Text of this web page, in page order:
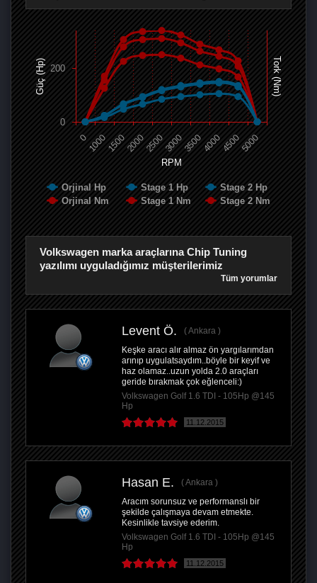
RPM
Güç (Hp) Tork (Nm)
Orjinal Hp Stage 1 Hp
Stage 2 Hp
Orjinal Nm
Stage 1 Nm Stage 2 Nm
0 100015002000250030003500400045005000
0
200
Volkswagen marka araçlarına Chip Tuning
yazılımı uyguladığımız müşterilerimiz
Tüm yorumlar
Levent Ö.
Ankara
Keşke aracı alır almaz ön yargılarımdan
arınıp uygulatsaydım..böyle bir keyif ve
haz olamaz..uzun yolda 2.0 araçları
geride bırakmak çok eğlenceli:)
Volkswagen Golf 1.6 TDI - 105Hp @145
Hp
11.12.2015
Hasan E.
Ankara
Aracım sorunsuz ve performanslı bir
şekilde çalışmaya devam etmekte.
Kesinlikle tavsiye ederim.
Volkswagen Golf 1.6 TDI - 105Hp @145
Hp
11.12.2015